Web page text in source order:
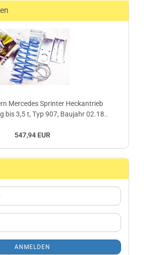
Mercedes Sprinter Heckantrieb
bis 3,5 t, Typ 907, Baujahr 02.18..
547,94 EUR
ANMELDEN